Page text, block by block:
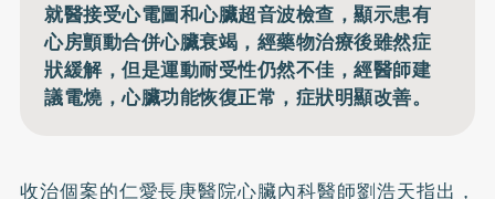
就醫接受心電圖和心臟超音波檢查，顯示患有
心房顫動合併心臟衰竭，經藥物治療後雖然症
狀緩解，但是運動耐受性仍然不佳，經醫師建
議電燒，心臟功能恢復正常，症狀明顯改善。
收治個案的仁愛長庚醫院心臟內科醫師劉浩天指出，